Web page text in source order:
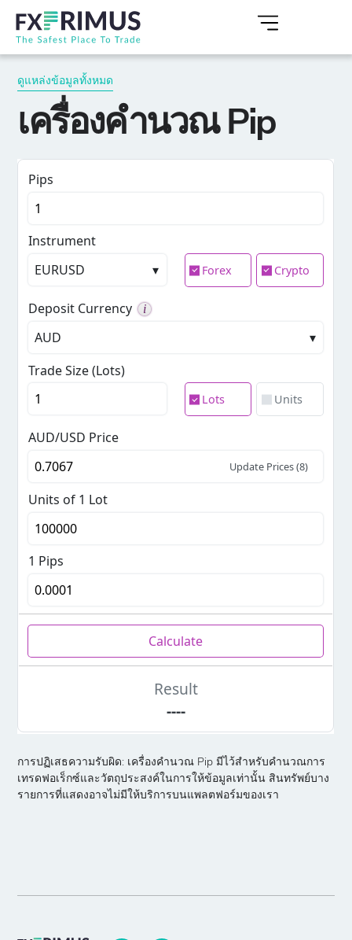
ดูแหล่งข้อมูลทั้งหมด
เครื่องคำนวณ Pip
การปฏิเสธความรับผิด: เครื่องคำนวณ Pip มีไว้สำหรับคำนวณการ
เทรดฟอเร็กซ์และวัตถุประสงค์ในการให้ข้อมูลเท่านั้น สินทรัพย์บาง
รายการที่แสดงอาจไม่มีให้บริการบนแพลตฟอร์มของเรา